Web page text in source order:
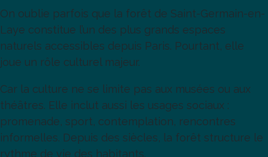
On oublie parfois que la forêt de Saint-Germain-en-
Laye constitue l’un des plus grands espaces
naturels accessibles depuis Paris. Pourtant, elle
joue un rôle culturel majeur.
Car la culture ne se limite pas aux musées ou aux
théâtres. Elle inclut aussi les usages sociaux :
promenade, sport, contemplation, rencontres
informelles. Depuis des siècles, la forêt structure le
rythme de vie des habitants.